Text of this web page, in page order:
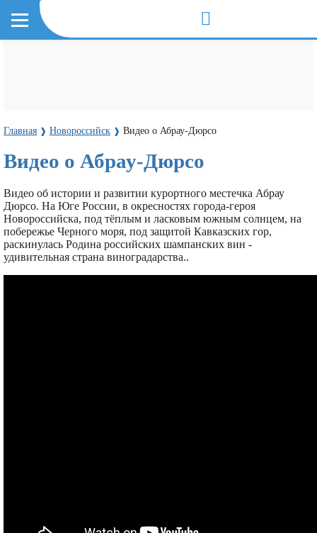
Главная ❱ Новороссийск ❱ Видео о Абрау-Дюрсо
Видео о Абрау-Дюрсо
Видео об истории и развитии курортного местечка Абрау
Дюрсо. На Юге России, в окресностях города-героя
Новороссийска, под тёплым и ласковым южным солнцем, на
побережье Черного моря, под защитой Кавказских гор,
раскинулась Родина российских шампанских вин -
удивительная страна виноградарства..